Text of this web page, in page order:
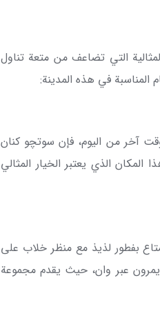
التي تضاعف من متعة تناول
المناسبة في هذه المدينة:
آخر من اليوم، فإن سوتچو كنان
الذي يعتبر الخيار المثالي
بفطور لذيذ مع منظر خلاب على
عبر وان، حيث يقدم مجموعة